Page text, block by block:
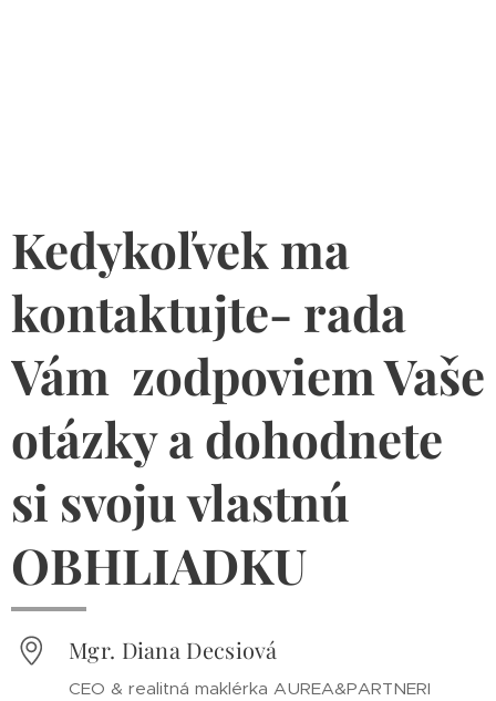
Kedykoľvek ma
kontaktujte- rada
Vám zodpoviem Vaše
otázky a dohodnete
si svoju vlastnú
OBHLIADKU
Mgr. Diana Decsiová
CEO & realitná maklérka AUREA&PARTNERI